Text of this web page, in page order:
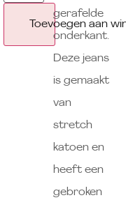
Toevoegen aan
gerafelde
onderkant.
Deze jeans
is gemaakt
van
stretch
katoen en
heeft een
gebroken